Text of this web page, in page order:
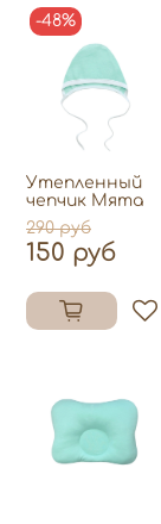
-48%
Утепленный
чепчик Мята
290 руб
150 руб